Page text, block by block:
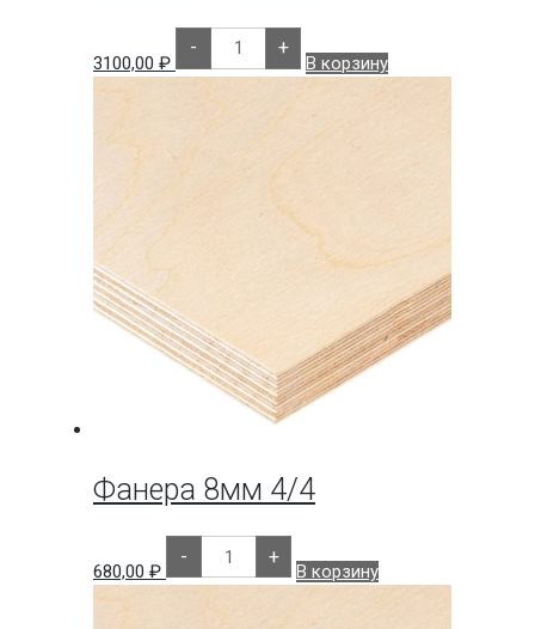
3100,00 ₽
-
Количество
товара
Фанера
+
В корзину
Фанера 8мм 4/4
680,00 ₽
-
Количество
товара
Фанера
+
В корзину